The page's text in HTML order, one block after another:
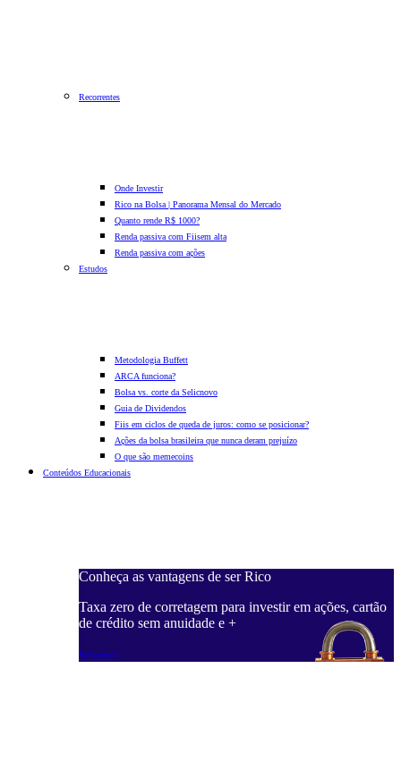
Recorrentes
Onde Investir
Rico na Bolsa | Panorama Mensal do Mercado
Quanto rende R$ 1000?
Renda passiva com Fiisem alta
Renda passiva com ações
Estudos
Metodologia Buffett
ARCA funciona?
Bolsa vs. corte da Selicnovo
Guia de Dividendos
Fiis em ciclos de queda de juros: como se posicionar?
Ações da bolsa brasileira que nunca deram prejuízo
O que são memecoins
Conteúdos Educacionais
Conheça as vantagens de ser Rico
Taxa zero de corretagem para investir em ações, cartão
de crédito sem anuidade e +
Saiba mais